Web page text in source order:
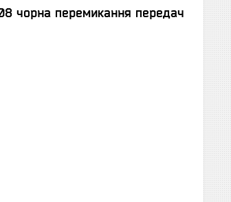
чорна перемикання передач